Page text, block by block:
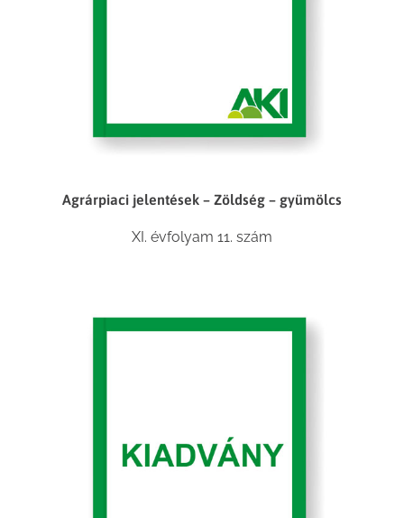
Agrárpiaci jelentések – Zöldség – gyümölcs
XI. évfolyam 11. szám